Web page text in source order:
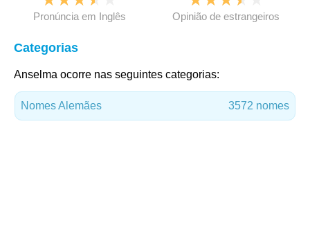
Pronúncia em Inglês Opinião de estrangeiros
Categorias
Anselma ocorre nas seguintes categorias:
Nomes Alemães 3572 nomes